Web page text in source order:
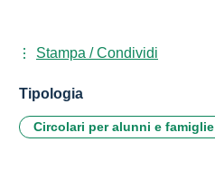
Stampa / Condividi
Tipologia
Circolari per alunni e famiglie